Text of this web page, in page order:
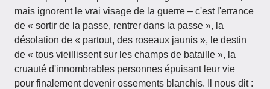
mais ignorent le vrai visage de la guerre – c'est l'errance
de « sortir de la passe, rentrer dans la passe », la
désolation de « partout, des roseaux jaunis », le destin
de « tous vieillissent sur les champs de bataille », la
cruauté d'innombrables personnes épuisant leur vie
pour finalement devenir ossements blanchis. Il nous dit :